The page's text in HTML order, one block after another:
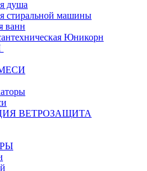
душа
стиральной машины
ванн
Юникорн
ВЕТРОЗАЩИТА